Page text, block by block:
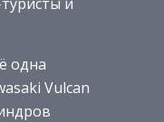
одна
Vulcan